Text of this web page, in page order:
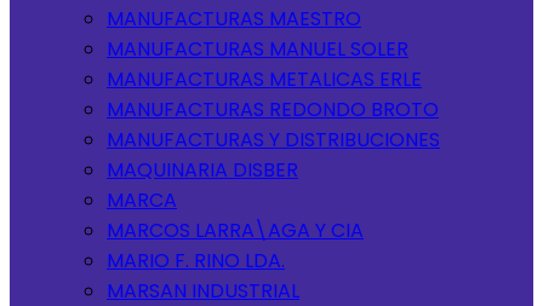
MANUFACTURAS MAESTRO
MANUFACTURAS MANUEL SOLER
MANUFACTURAS METALICAS ERLE
MANUFACTURAS REDONDO BROTO
MANUFACTURAS Y DISTRIBUCIONES
MAQUINARIA DISBER
MARCA
MARCOS LARRA\AGA Y CIA
MARIO F. RINO LDA.
MARSAN INDUSTRIAL